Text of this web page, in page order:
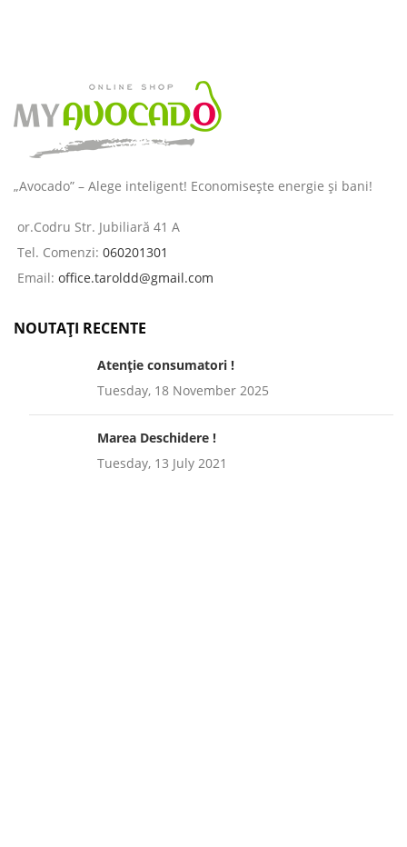
„Avocado” – Alege inteligent! Economisește energie și bani!
or.Codru Str. Jubiliară 41 A
Tel. Comenzi: 060201301
Email: office.taroldd@gmail.com
NOUTAȚI RECENTE
Atenție consumatori !
Tuesday, 18 November 2025
Marea Deschidere !
Tuesday, 13 July 2021